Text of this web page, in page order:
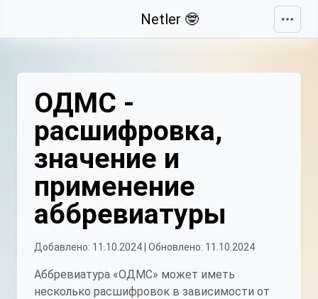
Netler 🤓
ОДМС -
расшифровка,
значение и
применение
аббревиатуры
Добавлено: 11.10.2024 | Обновлено: 11.10.2024
Аббревиатура «ОДМС» может иметь
несколько расшифровок в зависимости от